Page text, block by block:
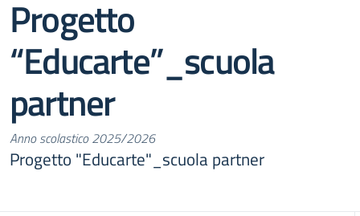
Progetto
“Educarte”_scuola
partner
Anno scolastico 2025/2026
Progetto "Educarte"_scuola partner